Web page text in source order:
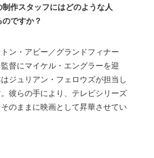
制作スタッフにはどのような人
ですか？
トン・アビー／グランドフィナー
督にマイケル・エングラーを迎
はジュリアン・フェロウズが担当し
彼らの手により、テレビシリーズ
のままに映画として昇華させてい